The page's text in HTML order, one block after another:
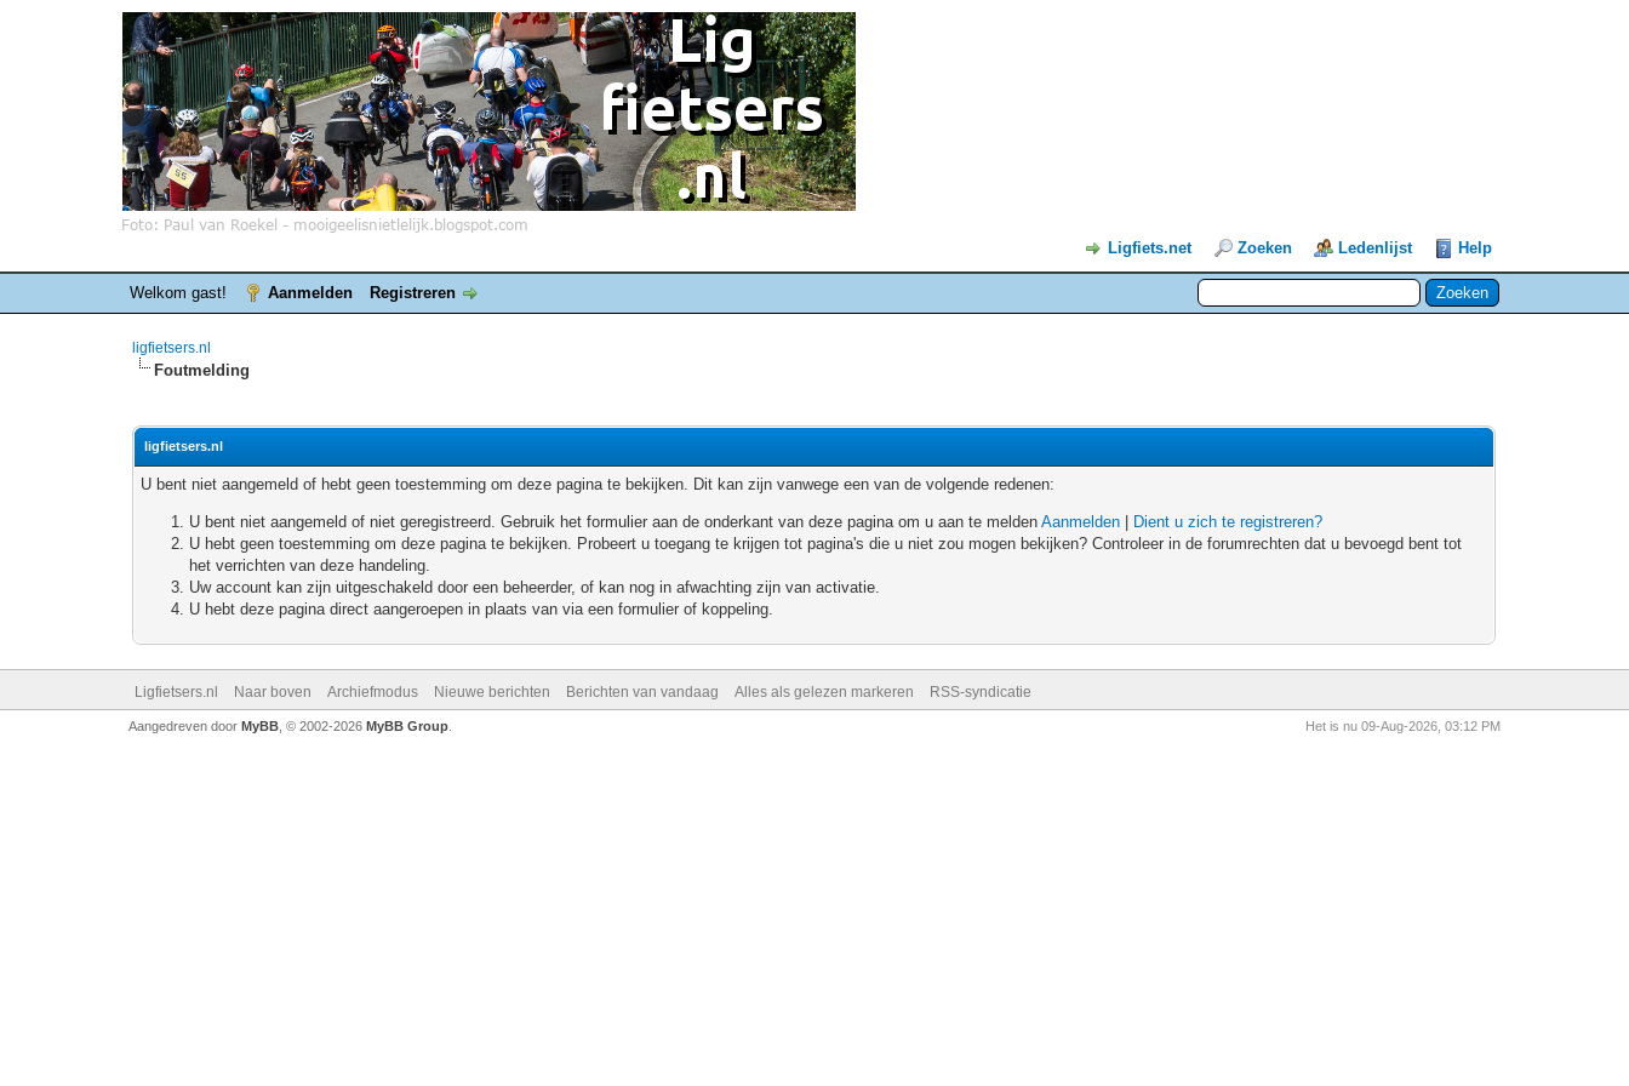
Ligfiets.net Zoeken Ledenlijst Help
Welkom gast! Aanmelden Registreren
ligfietsers.nl
Foutmelding
ligfietsers.nl
U bent niet aangemeld of hebt geen toestemming om deze pagina te bekijken. Dit kan zijn vanwege een van de volgende redenen:
U bent niet aangemeld of niet geregistreerd. Gebruik het formulier aan de onderkant van deze pagina om u aan te meldenAanmelden
Dient u zich te registreren?
U hebt geen toestemming om deze pagina te bekijken. Probeert u toegang te krijgen tot pagina's die u niet zou mogen bekijken? Controleer in de forumrechten dat u bevoegd bent tot
het verrichten van deze handeling.
Uw account kan zijn uitgeschakeld door een beheerder, of kan nog in afwachting zijn van activatie.
U hebt deze pagina direct aangeroepen in plaats van via een formulier of koppeling.
Ligfietsers.nl Naar boven Archiefmodus Nieuwe berichten Berichten van vandaag Alles als gelezen markeren RSS-syndicatie
Het is nu 09-Aug-2026, 03:12 PM
Aangedreven door MyBB, © 2002-2026 MyBB Group.